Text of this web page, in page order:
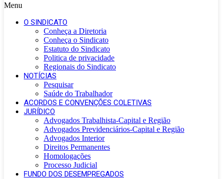
Menu
O SINDICATO
Conheça a Diretoria
Conheça o Sindicato
Estatuto do Sindicato
Politica de privacidade
Regionais do Sindicato
NOTÍCIAS
Pesquisar
Saúde do Trabalhador
ACORDOS E CONVENÇÕES COLETIVAS
JURÍDICO
Advogados Trabalhista-Capital e Região
Advogados Previdenciários-Capital e Região
Advogados Interior
Direitos Permanentes
Homologações
Processo Judicial
FUNDO DOS DESEMPREGADOS